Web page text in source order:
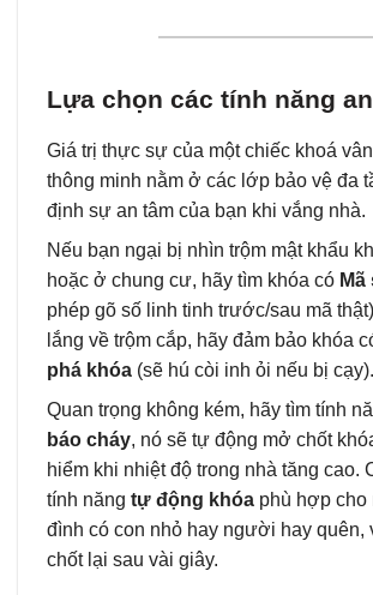
Lựa chọn các tính năng
Giá trị thực sự của một chiếc khoá
thông minh nằm ở các lớp bảo vệ đa
định sự an tâm của bạn khi vắng nhà.
Nếu bạn ngại bị nhìn trộm mật khẩu
hoặc ở chung cư, hãy tìm khóa có Mã
phép gõ số linh tinh trước/sau mã
lắng về trộm cắp, hãy đảm bảo khóa
phá khóa (sẽ hú còi inh ỏi nếu bị cạy).
Quan trọng không kém, hãy tìm tính
báo cháy, nó sẽ tự động mở chốt
hiểm khi nhiệt độ trong nhà tăng cao.
tính năng tự động khóa phù hợp cho
đình có con nhỏ hay người hay quên,
chốt lại sau vài giây.